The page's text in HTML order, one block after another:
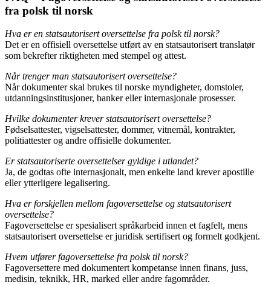
fra polsk til norsk
Hva er en statsautorisert oversettelse fra polsk til norsk?
Det er en offisiell oversettelse utført av en statsautorisert translatør
som bekrefter riktigheten med stempel og attest.
Når trenger man statsautorisert oversettelse?
Når dokumenter skal brukes til norske myndigheter, domstoler,
utdanningsinstitusjoner, banker eller internasjonale prosesser.
Hvilke dokumenter krever statsautorisert oversettelse?
Fødselsattester, vigselsattester, dommer, vitnemål, kontrakter,
politiattester og andre offisielle dokumenter.
Er statsautoriserte oversettelser gyldige i utlandet?
Ja, de godtas ofte internasjonalt, men enkelte land krever apostille
eller ytterligere legalisering.
Hva er forskjellen mellom fagoversettelse og statsautorisert
oversettelse?
Fagoversettelse er spesialisert språkarbeid innen et fagfelt, mens
statsautorisert oversettelse er juridisk sertifisert og formelt godkjent.
Hvem utfører fagoversettelse fra polsk til norsk?
Fagoversettere med dokumentert kompetanse innen finans, juss,
medisin, teknikk, HR, marked eller andre fagområder.